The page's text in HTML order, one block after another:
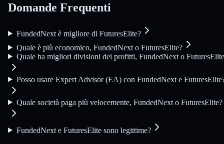
Domande Frequenti
FundedNext è migliore di FuturesElite?
Quale è più economico, FundedNext o FuturesElite?
Quale ha migliori divisioni dei profitti, FundedNext o
Posso usare Expert Advisor (EA) con FundedNext e
Quale società paga più velocemente, FundedNext o FuturesElite?
FundedNext e FuturesElite sono legittime?